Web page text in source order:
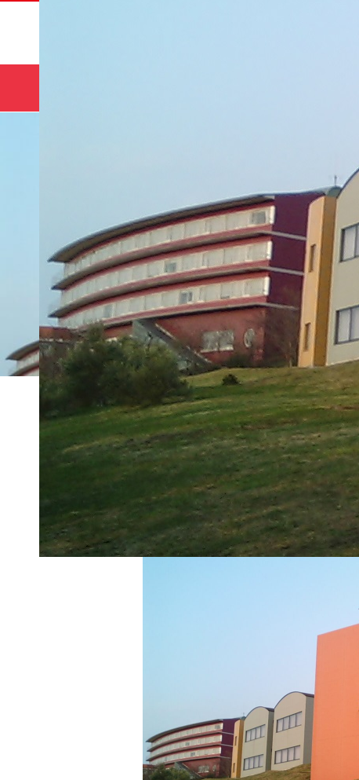
ホーム
トピックス一覧
CA320569
2021年11月22日
CA320569